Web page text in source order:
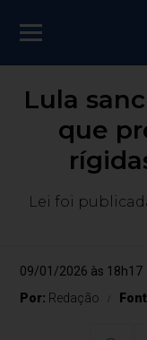
Lula
que
Lei foi
09/01/2026 às 18h17
Por: Redação